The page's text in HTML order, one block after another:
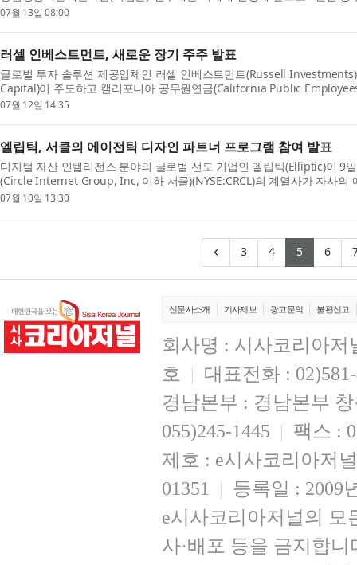
밝혔다. 창업성장기술개발사업은 기술 기반 창업기업...
07월 13일 08:00
러셀 인베스트먼트, 새로운 장기 주주 발표
글로벌 투자 솔루션 제공업체인 러셀 인베스트먼트(Russell
Capital)이 주도하고 캘리포니아 공무원연금(California Public
소시엄이 TA...
07월 12일 14:35
엘립틱, 서클의 에이전틱 디자인 파트너 프로그램 참여 발표
디지털 자산 인텔리전스 분야의 글로벌 선도 기업인 엘립틱(Elliptic)이 9
(Circle Internet Group, Inc, 이하 서클)(NYSE:CRCL)의 계열사가 자사의
(Agentic Design Partner Program)에 참여했다고 발...
07월 10일 13:30
‹ 3(current)
4(current)
5 6